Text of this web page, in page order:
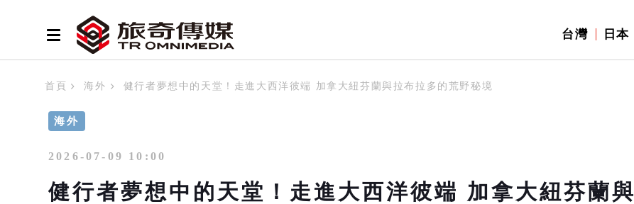
台灣 日本
首頁 海外 健行者夢想中的天堂！走進大西洋彼端 加拿大紐芬蘭與拉布拉多的荒野秘境
海外
2026-07-09 10:00
健行者夢想中的天堂！走進大西洋彼端 加拿大紐芬蘭與